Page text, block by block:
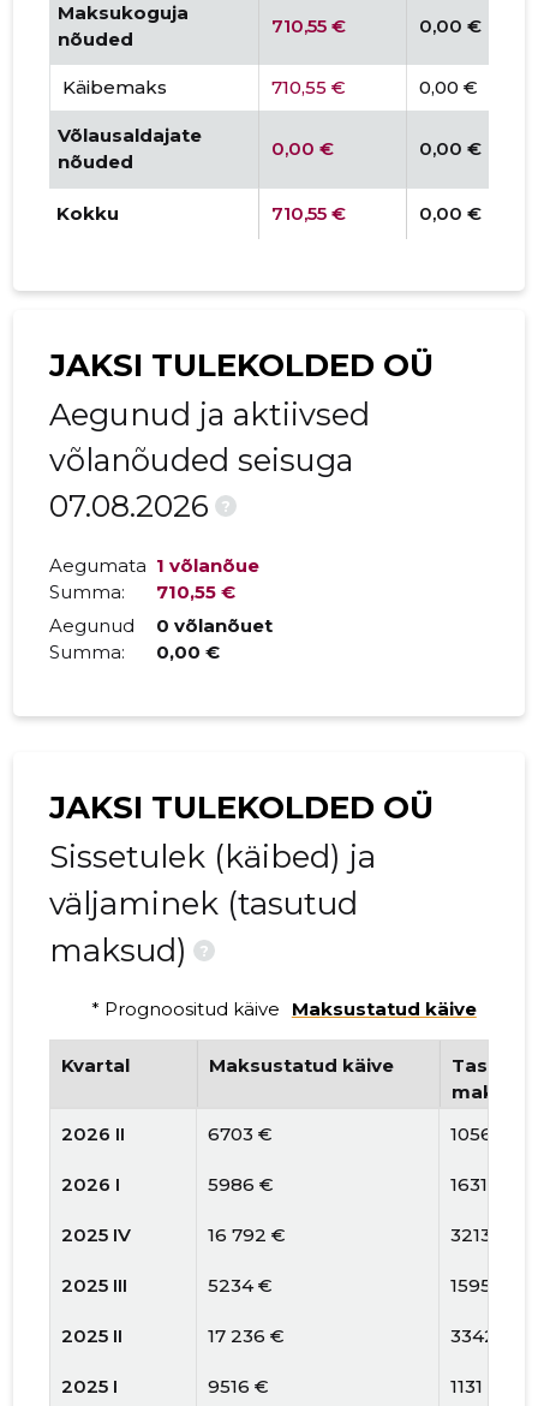
Maksukoguja
nõuded
710,55 € 0,00 €
Käibemaks 710,55 € 0,00 €
Võlausaldajate
nõuded
0,00 € 0,00 €
Kokku 710,55 € 0,00 €
JAKSI TULEKOLDED OÜ
Aegunud ja aktiivsed
võlanõuded seisuga
07.08.2026
?
Aegumata
Summa:
1 võlanõue
710,55 €
Aegunud
Summa:
0 võlanõuet
0,00 €
JAKSI TULEKOLDED OÜ
Sissetulek (käibed) ja
väljaminek (tasutud
maksud)
?
* Prognoositud käive Maksustatud käive
Kvartal Maksustatud käive
maksud
2026 II
6703 € 1056 €
2026 I 5986 € 1631 €
2025 IV 16 792 € 3213 €
2025 III 5234 € 1595 €
2025 II 17 236 € 3342 €
2025 I 9516 € 1131 €